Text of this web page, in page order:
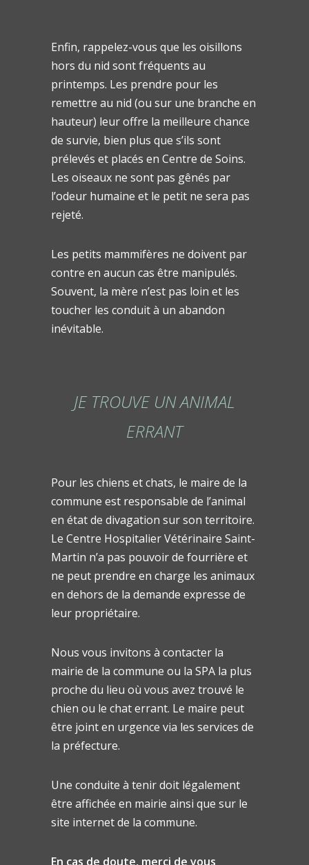
Enfin, rappelez-vous que les oisillons
hors du nid sont fréquents au
printemps. Les prendre pour les
remettre au nid (ou sur une branche en
hauteur) leur offre la meilleure chance
de survie, bien plus que s’ils sont
prélevés et placés en Centre de Soins.
Les oiseaux ne sont pas gênés par
l’odeur humaine et le petit ne sera pas
rejeté.
Les petits mammifères ne doivent par
contre en aucun cas être manipulés.
Souvent, la mère n’est pas loin et les
toucher les conduit à un abandon
inévitable.
JE TROUVE UN ANIMAL
ERRANT
Pour les chiens et chats, le maire de la
commune est responsable de l’animal
en état de divagation sur son territoire.
Le Centre Hospitalier Vétérinaire Saint-
Martin n’a pas pouvoir de fourrière et
ne peut prendre en charge les animaux
en dehors de la demande expresse de
leur propriétaire.
Nous vous invitons à contacter la
mairie de la commune ou la SPA la plus
proche du lieu où vous avez trouvé le
chien ou le chat errant. Le maire peut
être joint en urgence via les services de
la préfecture.
Une conduite à tenir doit légalement
être affichée en mairie ainsi que sur le
site internet de la commune.
En cas de doute, merci de vous